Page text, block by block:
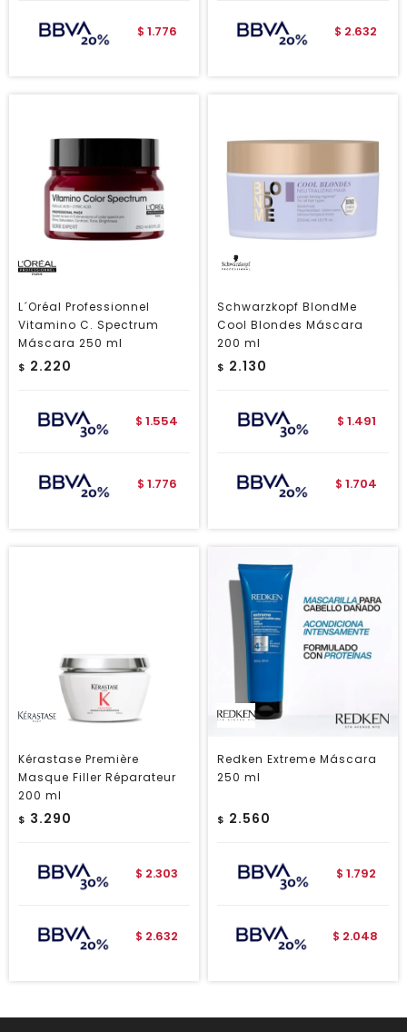
$ 1.776 $ 2.632
L´Oréal Professionnel
Vitamino C. Spectrum
Máscara 250 ml
$ 2.220
$ 1.554
$ 1.776
Schwarzkopf BlondMe
Cool Blondes Máscara
200 ml
$ 2.130
$ 1.491
$ 1.704
Kérastase Première
Masque Filler Réparateur
200 ml
$ 3.290
$ 2.303
$ 2.632
Redken Extreme Máscara
250 ml
$ 2.560
$ 1.792
$ 2.048